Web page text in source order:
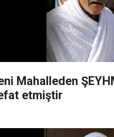
Mahalleden
etmiştir